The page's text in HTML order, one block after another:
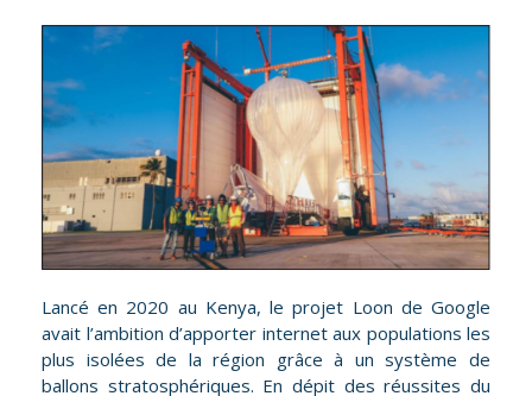
Lancé en 2020 au Kenya, le projet Loon de Google
avait l’ambition d’apporter internet aux populations les
plus isolées de la région grâce à un système de
ballons stratosphériques. En dépit des réussites du